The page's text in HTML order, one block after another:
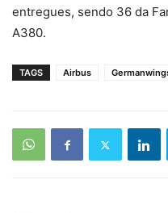
entregues, sendo 36 da
A380.
TAGS Airbus